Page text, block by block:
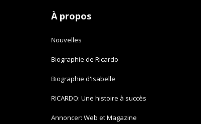
À propos
Nouvelles
Biographie de Ricardo
Biographie d'Isabelle
RICARDO: Une histoire à succès
Annoncer: Web et Magazine